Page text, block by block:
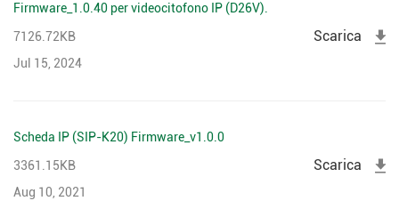
Firmware_1.0.40 per videocitofono IP (D26V).
7126.72KB
Jul 15, 2024
Scarica
Scheda IP (SIP-K20) Firmware_v1.0.0
3361.15KB
Aug 10, 2021
Scarica